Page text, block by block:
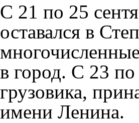
С 21 по 25
оставался в
в город. С 23 по
грузовика,
имени Ленина.